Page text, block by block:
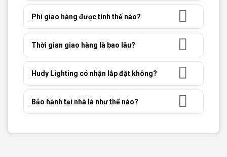
Phí giao hàng được tính thế nào?
Thời gian giao hàng là bao lâu?
Hudy Lighting có nhận lắp đặt không?
Bảo hành tại nhà là như thế nào?